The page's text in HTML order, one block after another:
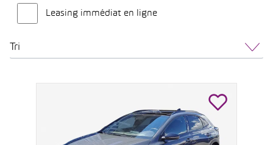
Leasing immédiat en ligne
Tri